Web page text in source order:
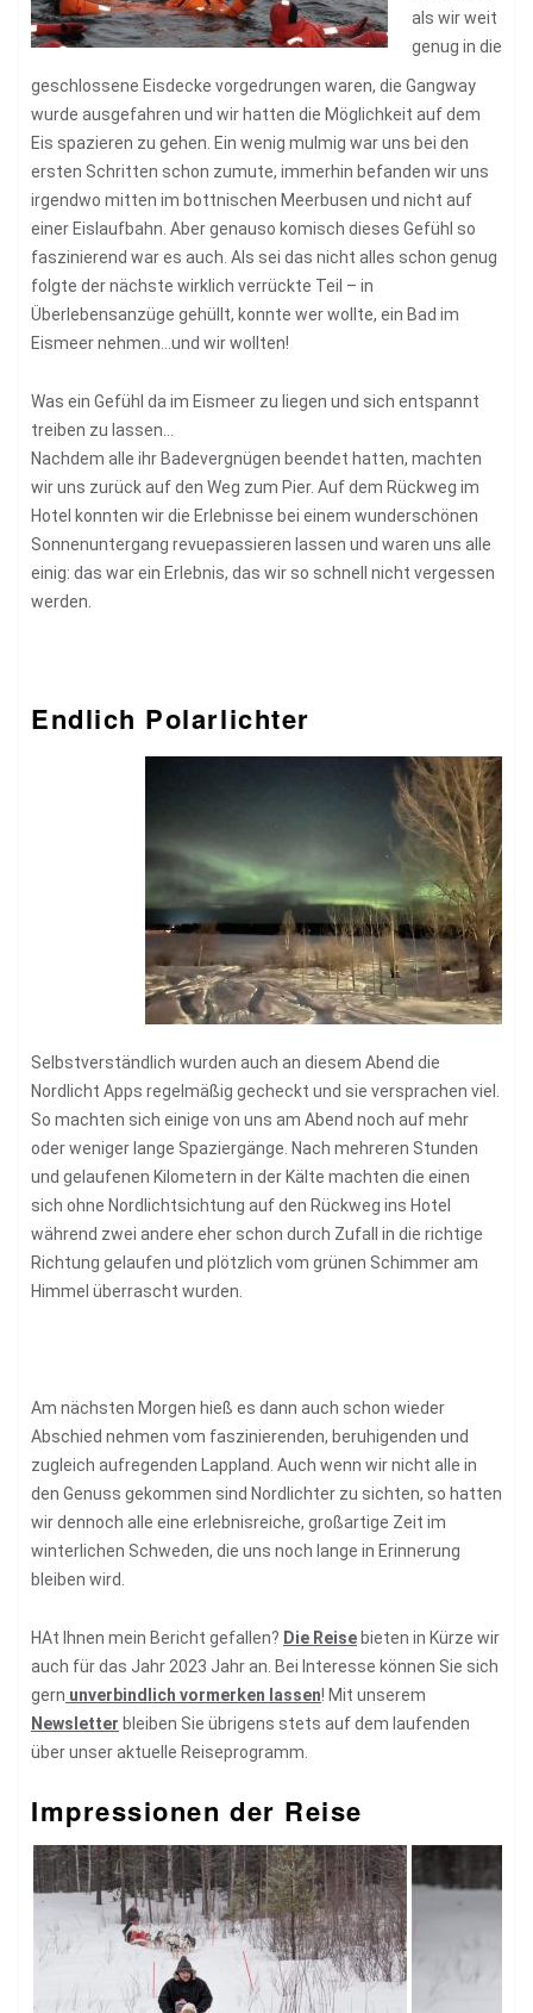
als wir weit
genug in die
geschlossene Eisdecke vorgedrungen waren, die Gangway
wurde ausgefahren und wir hatten die Möglichkeit auf dem
Eis spazieren zu gehen. Ein wenig mulmig war uns bei den
ersten Schritten schon zumute, immerhin befanden wir uns
irgendwo mitten im bottnischen Meerbusen und nicht auf
einer Eislaufbahn. Aber genauso komisch dieses Gefühl so
faszinierend war es auch. Als sei das nicht alles schon genug
folgte der nächste wirklich verrückte Teil – in
Überlebensanzüge gehüllt, konnte wer wollte, ein Bad im
Eismeer nehmen…und wir wollten!
Was ein Gefühl da im Eismeer zu liegen und sich entspannt
treiben zu lassen…
Nachdem alle ihr Badevergnügen beendet hatten, machten
wir uns zurück auf den Weg zum Pier. Auf dem Rückweg im
Hotel konnten wir die Erlebnisse bei einem wunderschönen
Sonnenuntergang revuepassieren lassen und waren uns alle
einig: das war ein Erlebnis, das wir so schnell nicht vergessen
werden.
Endlich Polarlichter
Selbstverständlich wurden auch an diesem Abend die
Nordlicht Apps regelmäßig gecheckt und sie versprachen viel.
So machten sich einige von uns am Abend noch auf mehr
oder weniger lange Spaziergänge. Nach mehreren Stunden
und gelaufenen Kilometern in der Kälte machten die einen
sich ohne Nordlichtsichtung auf den Rückweg ins Hotel
während zwei andere eher schon durch Zufall in die richtige
Richtung gelaufen und plötzlich vom grünen Schimmer am
Himmel überrascht wurden.
Am nächsten Morgen hieß es dann auch schon wieder
Abschied nehmen vom faszinierenden, beruhigenden und
zugleich aufregenden Lappland. Auch wenn wir nicht alle in
den Genuss gekommen sind Nordlichter zu sichten, so hatten
wir dennoch alle eine erlebnisreiche, großartige Zeit im
winterlichen Schweden, die uns noch lange in Erinnerung
bleiben wird.
HAt Ihnen mein Bericht gefallen? Die Reise bieten in Kürze wir
auch für das Jahr 2023 Jahr an. Bei Interesse können Sie sich
gern unverbindlich vormerken lassen! Mit unserem
Newsletter bleiben Sie übrigens stets auf dem laufenden
über unser aktuelle Reiseprogramm.
Impressionen der Reise